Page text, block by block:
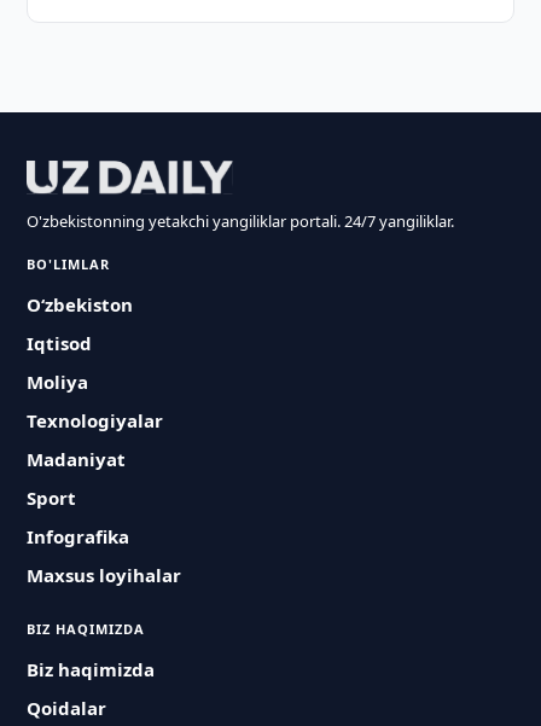
O'zbekistonning yetakchi yangiliklar portali. 24/7 yangiliklar.
BO'LIMLAR
O‘zbekiston
Iqtisod
Moliya
Texnologiyalar
Madaniyat
Sport
Infografika
Maxsus loyihalar
BIZ HAQIMIZDA
Biz haqimizda
Qoidalar